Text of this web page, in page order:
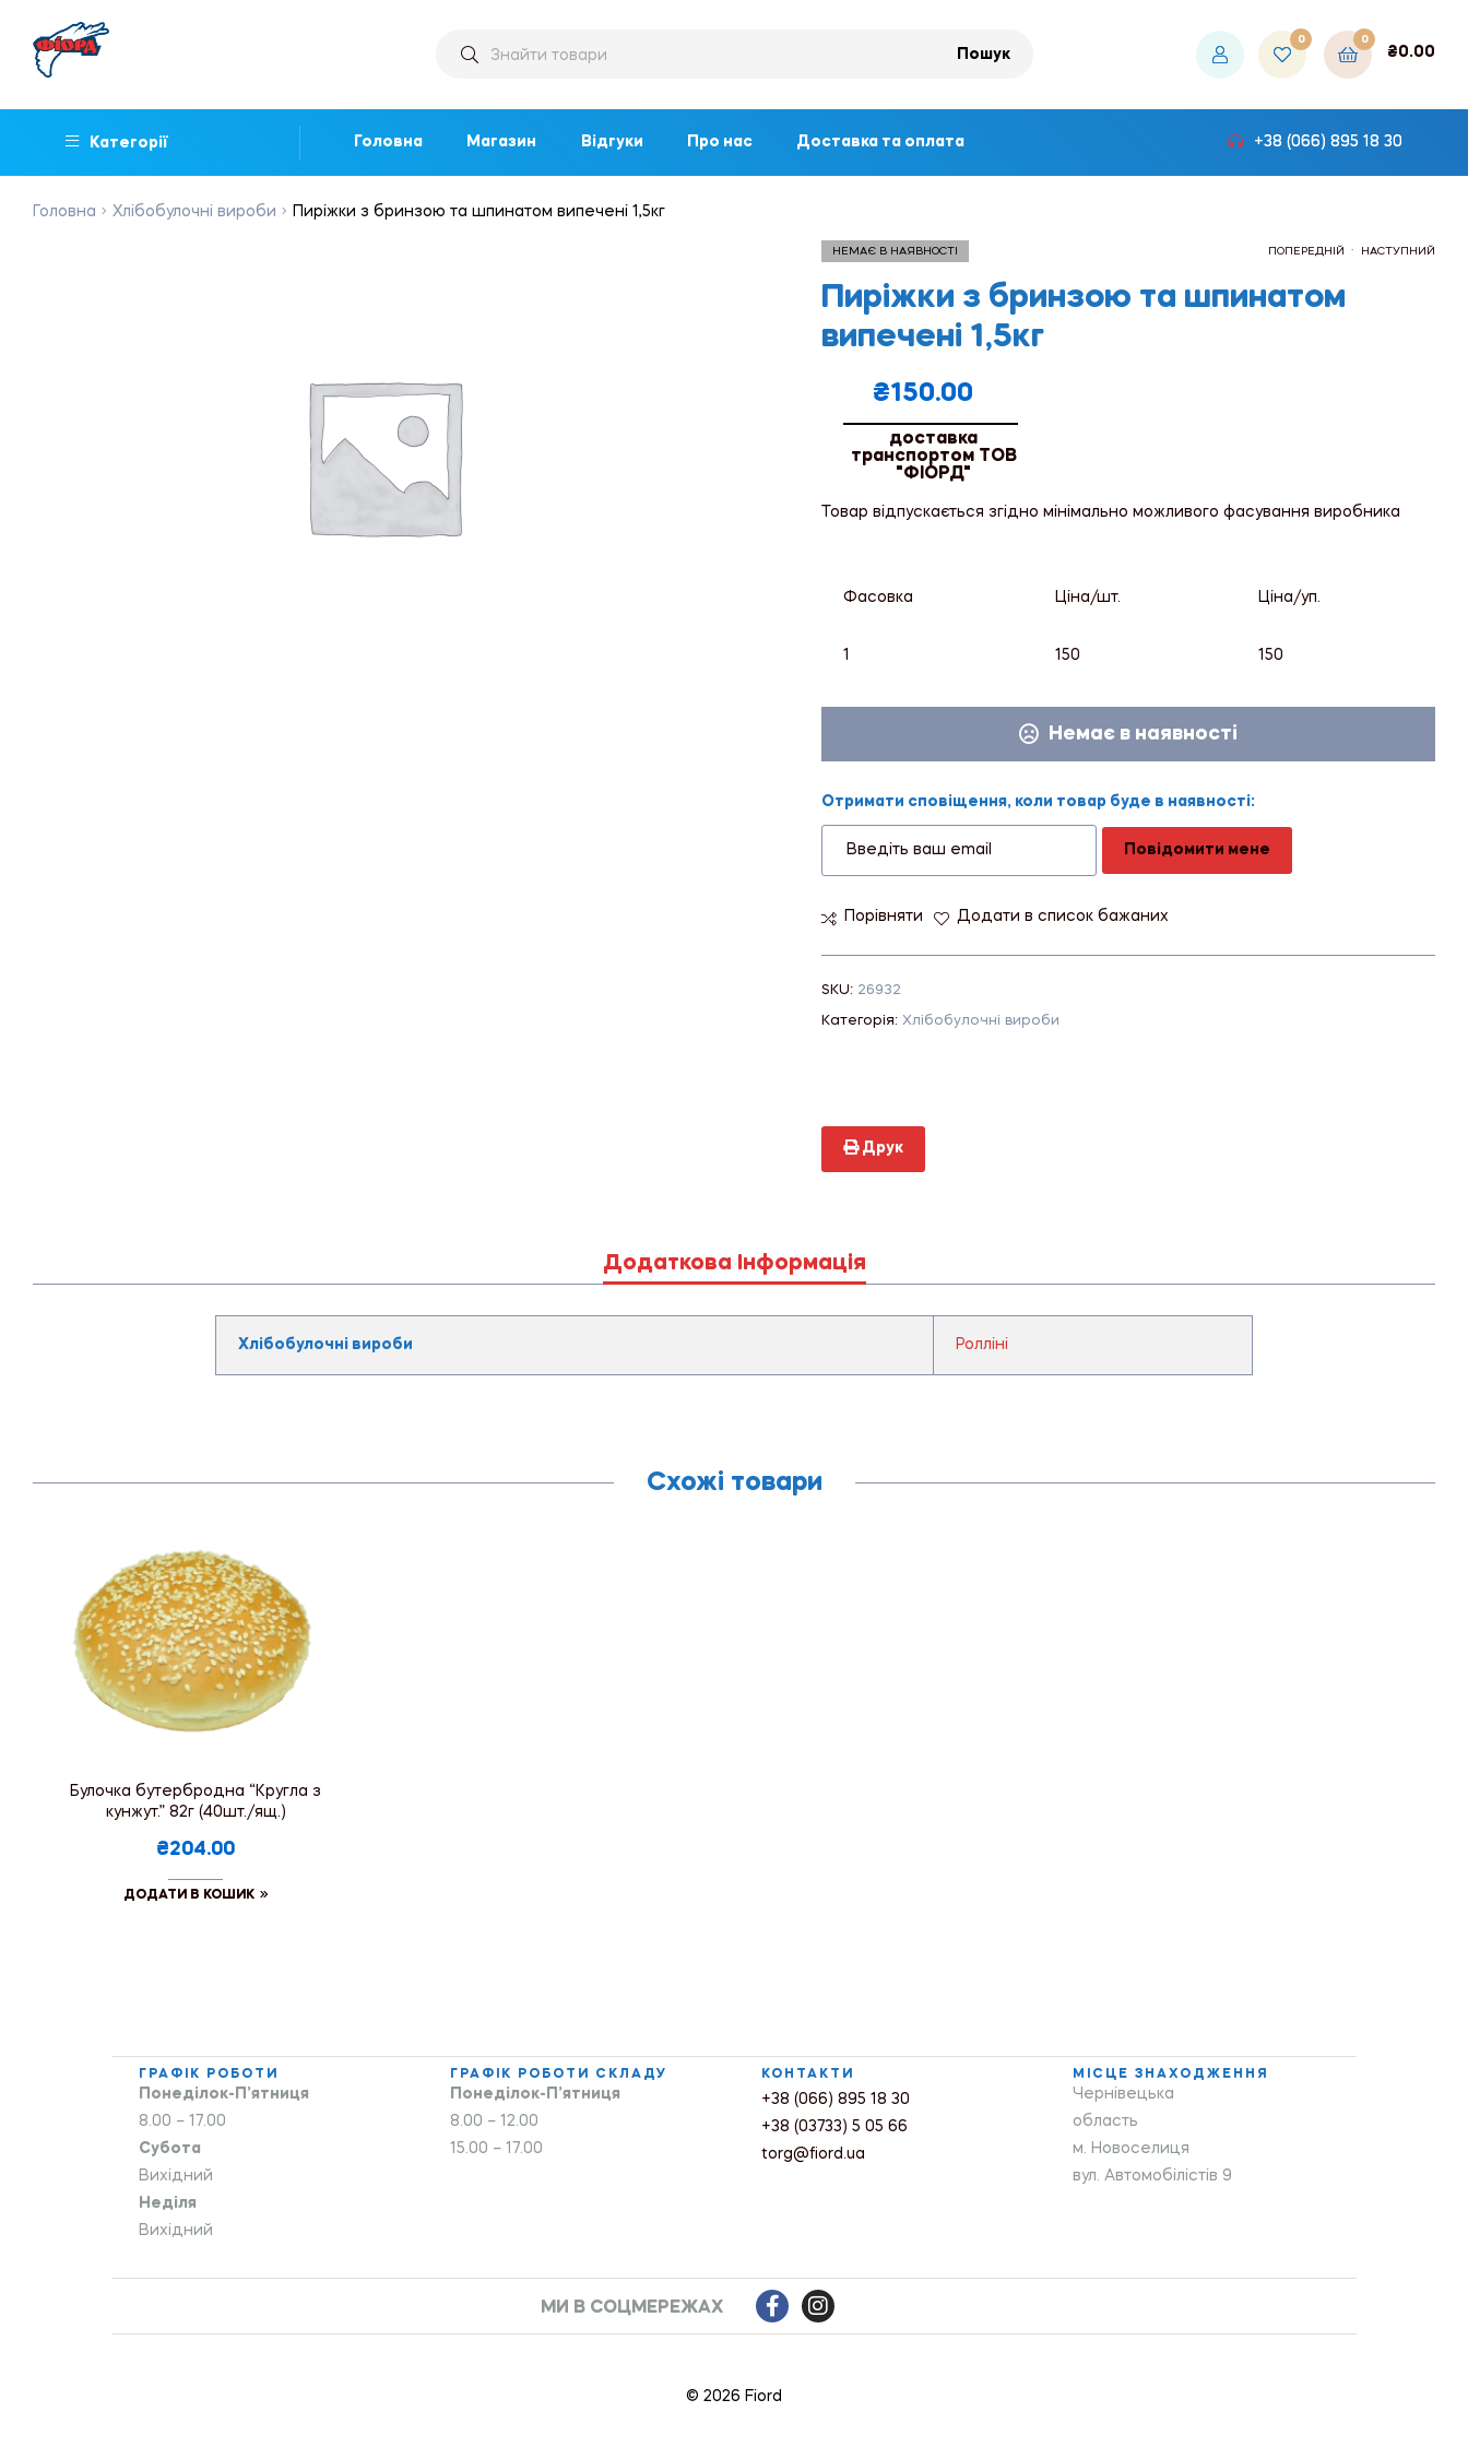
Пошук
0 0
₴0.00
Категорії Головна Магазин Відгуки Про нас Доставка та оплата +38 (066) 895 18 30
Головна Хлібобулочні вироби Пиріжки з бринзою та шпинатом випечені 1,5кг
ПОПЕРЕДНІЙ НАСТУПНИЙ
НЕМАЄ В НАЯВНОСТІ
Пиріжки з бринзою та шпинатом
випечені 1,5кг
₴150.00
доставка
транспортом ТОВ
"ФІОРД"
Товар відпускається згідно мінімально можливого фасування виробника
Фасовка Ціна/шт. Ціна/уп.
1 150 150
Немає в наявності
Отримати сповіщення, коли товар буде в наявності:
Повідомити мене
Порівняти Додати в список бажаних
SKU: 26932
Категорія: Хлібобулочні вироби
Друк
Додаткова Інформація
Хлібобулочні вироби Ролліні
Схожі товари
Булочка бутербродна “Кругла з
кунжут.” 82г (40шт./ящ.)
₴204.00
ДОДАТИ В КОШИК
ГРАФІК РОБОТИ
Понеділок-П’ятниця
8.00 – 17.00
Субота
Вихідний
Неділя
Вихідний
ГРАФІК РОБОТИ СКЛАДУ
Понеділок-П’ятниця
8.00 – 12.00
15.00 – 17.00
КОНТАКТИ
+38 (066) 895 18 30
+38 (03733) 5 05 66
torg@fiord.ua
МІСЦЕ ЗНАХОДЖЕННЯ
Чернівецька
область
м. Новоселиця
вул. Автомобілістів 9
МИ В СОЦМЕРЕЖАХ
© 2026 Fiord